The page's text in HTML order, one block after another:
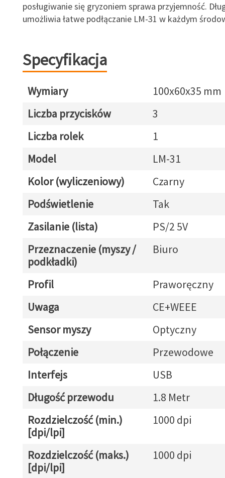
posługiwanie się gryzoniem sprawa przyjemność.
umożliwia łatwe podłączanie LM-31 w każdym
Specyfikacja
Wymiary
100x60x35 mm
Liczba przycisków
3
Liczba rolek
1
Model
LM-31
Kolor (wyliczeniowy)
Czarny
Podświetlenie
Tak
Zasilanie (lista)
PS/2 5V
Przeznaczenie (myszy /
podkładki)
Biuro
Profil
Praworęczny
Uwaga
CE+WEEE
Sensor myszy
Optyczny
Połączenie
Przewodowe
Interfejs
USB
Długość przewodu
1.8 Metr
Rozdzielczość (min.)
[dpi/lpi]
1000 dpi
Rozdzielczość (maks.)
[dpi/lpi]
1000 dpi